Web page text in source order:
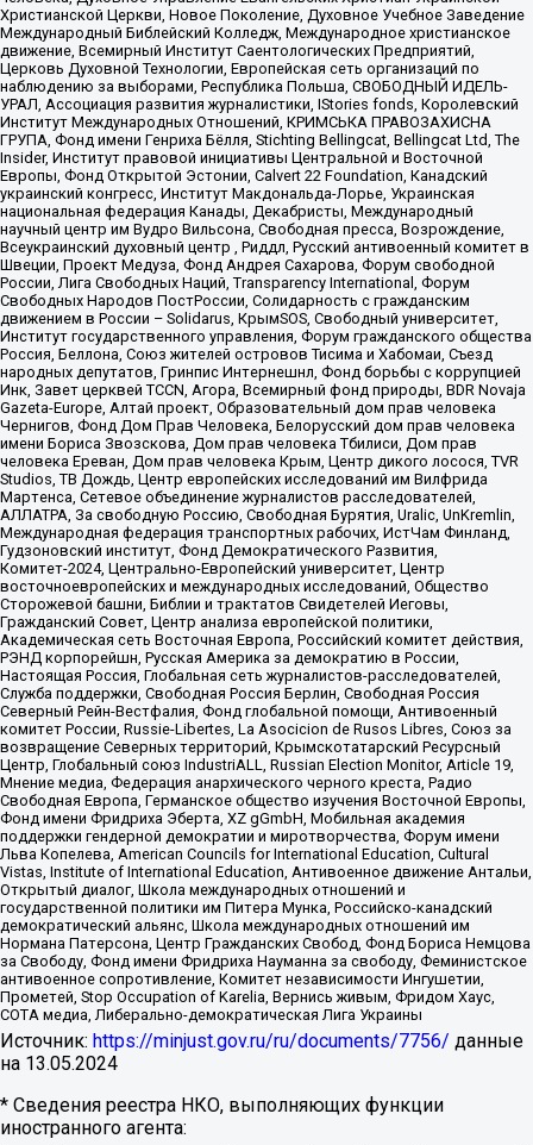
Христианской Церкви, Новое Поколение, Духовное Учебное Заведение
Международный Библейский Колледж, Международное христианское
движение, Всемирный Институт Саентологических Предприятий,
Церковь Духовной Технологии, Европейская сеть организаций по
наблюдению за выборами, Республика Польша, СВОБОДНЫЙ ИДЕЛЬ-
УРАЛ, Ассоциация развития журналистики, IStories fonds, Королевский
Институт Международных Отношений, КРИМСЬКА ПРАВОЗАХИСНА
ГРУПА, Фонд имени Генриха Бёлля, Stichting Bellingcat, Bellingcat Ltd, The
Insider, Институт правовой инициативы Центральной и Восточной
Европы, Фонд Открытой Эстонии, Calvert 22 Foundation, Канадский
украинский конгресс, Институт Макдональда-Лорье, Украинская
национальная федерация Канады, Декабристы, Международный
научный центр им Вудро Вильсона, Свободная пресса, Возрождение,
Всеукраинский духовный центр , Риддл, Русский антивоенный комитет в
Швеции, Проект Медуза, Фонд Андрея Сахарова, Форум свободной
России, Лига Свободных Наций, Transparеncy International, Форум
Свободных Народов ПостРоссии, Солидарность с гражданским
движением в России – Solidarus, КрымSOS, Свободный университет,
Институт государственного управления, Форум гражданского общества
Россия, Беллона, Союз жителей островов Тисима и Хабомаи, Съезд
народных депутатов, Гринпис Интернешнл, Фонд борьбы с коррупцией
Инк, Завет церквей TCCN, Агора, Всемирный фонд природы, BDR Novaja
Gazeta-Europe, Алтай проект, Образовательный дом прав человека
Чернигов, Фонд Дом Прав Человека, Белорусский дом прав человека
имени Бориса Звозскова, Дом прав человека Тбилиси, Дом прав
человека Ереван, Дом прав человека Крым, Центр дикого лосося, TVR
Studios, ТВ Дождь, Центр европейских исследований им Вилфрида
Мартенса, Сетевое объединение журналистов расследователей,
АЛЛАТРА, За свободную Россию, Свободная Бурятия, Uralic, UnKremlin,
Международная федерация транспортных рабочих, ИстЧам Финланд,
Гудзоновский институт, Фонд Демократического Развития,
Комитет-2024, Центрально-Европейский университет, Центр
восточноевропейских и международных исследований, Общество
Сторожевой башни, Библии и трактатов Свидетелей Иеговы,
Гражданский Совет, Центр анализа европейской политики,
Академическая сеть Восточная Европа, Российский комитет действия,
РЭНД корпорейшн, Русская Америка за демократию в России,
Настоящая Россия, Глобальная сеть журналистов-расследователей,
Служба поддержки, Свободная Россия Берлин, Свободная Россия
Северный Рейн-Вестфалия, Фонд глобальной помощи, Антивоенный
комитет России, Russie-Libertes, La Asocicion de Rusos Libres, Союз за
возвращение Северных территорий, Крымскотатарский Ресурсный
Центр, Глобальный союз IndustriALL, Russian Election Monitor, Article 19,
Мнение медиа, Федерация анархического черного креста, Радио
Свободная Европа, Германское общество изучения Восточной Европы,
Фонд имени Фридриха Эберта, XZ gGmbH, Мобильная академия
поддержки гендерной демократии и миротворчества, Форум имени
Льва Копелева, American Councils for International Education, Cultural
Vistas, Institute of International Education, Антивоенное движение Антальи,
Открытый диалог, Школа международных отношений и
государственной политики им Питера Мунка, Российско-канадский
демократический альянс, Школа международных отношений им
Нормана Патерсона, Центр Гражданских Свобод, Фонд Бориса Немцова
за Свободу, Фонд имени Фридриха Науманна за свободу, Феминистское
антивоенное сопротивление, Комитет независимости Ингушетии,
Прометей, Stop Occupation of Karelia, Вернись живым, Фридом Хаус,
СОТА медиа, Либерально-демократическая Лига Украины
Источник: https://minjust.gov.ru/ru/documents/7756/ данные
на 13.05.2024
* Сведения реестра НКО, выполняющих функции
иностранного агента: